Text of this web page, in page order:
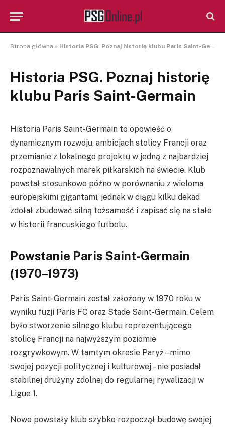
Strona główna » Historia PSG. Poznaj historię klubu Paris Saint-Germain
Historia PSG. Poznaj historię
klubu Paris Saint-Germain
Historia Paris Saint-Germain to opowieść o
dynamicznym rozwoju, ambicjach stolicy Francji oraz
przemianie z lokalnego projektu w jedną z najbardziej
rozpoznawalnych marek piłkarskich na świecie. Klub
powstał stosunkowo późno w porównaniu z wieloma
europejskimi gigantami, jednak w ciągu kilku dekad
zdołał zbudować silną tożsamość i zapisać się na stałe
w historii francuskiego futbolu.
Powstanie Paris Saint-Germain
(1970–1973)
Paris Saint-Germain został założony w 1970 roku w
wyniku fuzji Paris FC oraz Stade Saint-Germain. Celem
było stworzenie silnego klubu reprezentującego
stolicę Francji na najwyższym poziomie
rozgrywkowym. W tamtym okresie Paryż – mimo
swojej pozycji politycznej i kulturowej – nie posiadał
stabilnej drużyny zdolnej do regularnej rywalizacji w
Ligue 1.
Nowo powstały klub szybko rozpoczął budowę swojej